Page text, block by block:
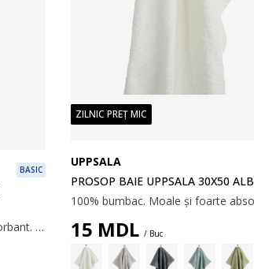
BASIC
100% bumbac. Moale și foarte absorbant. 400 g/m². 30x50 cm
ZILNIC PREȚ MIC
UPPSALA
PROSOP BAIE UPPSALA 30X50 ALB
15 MDL / Buc